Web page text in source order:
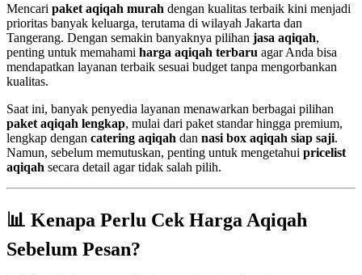
Mencari paket aqiqah murah dengan kualitas terbaik kini menjadi
prioritas banyak keluarga, terutama di wilayah Jakarta dan
Tangerang. Dengan semakin banyaknya pilihan jasa aqiqah,
penting untuk memahami harga aqiqah terbaru agar Anda bisa
mendapatkan layanan terbaik sesuai budget tanpa mengorbankan
kualitas.
Saat ini, banyak penyedia layanan menawarkan berbagai pilihan
paket aqiqah lengkap, mulai dari paket standar hingga premium,
lengkap dengan catering aqiqah dan nasi box aqiqah siap saji.
Namun, sebelum memutuskan, penting untuk mengetahui pricelist
aqiqah secara detail agar tidak salah pilih.
📊 Kenapa Perlu Cek Harga Aqiqah
Sebelum Pesan?